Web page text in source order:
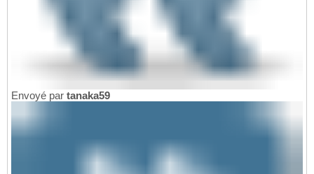
Envoyé par tanaka59